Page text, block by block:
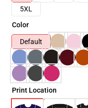
5XL
Color
Default
Print Location